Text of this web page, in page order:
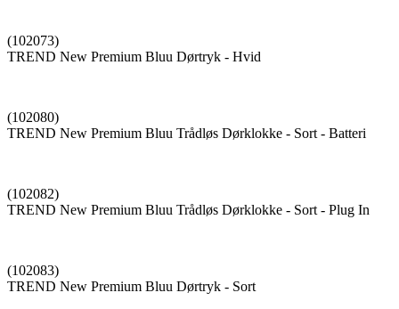
(102073)
TREND New Premium Bluu Dørtryk - Hvid
(102080)
TREND New Premium Bluu Trådløs Dørklokke - Sort - Batteri
(102082)
TREND New Premium Bluu Trådløs Dørklokke - Sort - Plug In
(102083)
TREND New Premium Bluu Dørtryk - Sort